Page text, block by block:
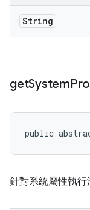
String
getSystem
public
針對系統屬性執行